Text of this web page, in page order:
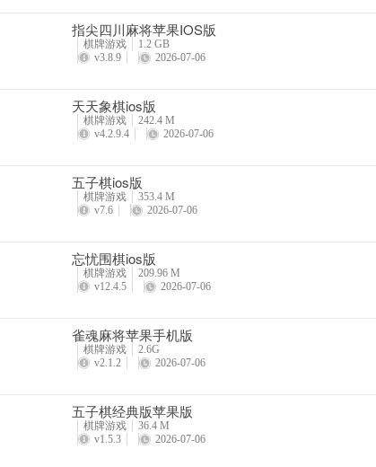
指尖四川麻将苹果IOS版
棋牌游戏
1.2 GB
v3.8.9
2026-07-06
天天象棋ios版
棋牌游戏
242.4 M
v4.2.9.4
2026-07-06
五子棋ios版
棋牌游戏
353.4 M
v7.6
2026-07-06
忘忧围棋ios版
棋牌游戏
209.96 M
v12.4.5
2026-07-06
雀魂麻将苹果手机版
棋牌游戏
2.6G
v2.1.2
2026-07-06
五子棋经典版苹果版
棋牌游戏
36.4 M
v1.5.3
2026-07-06